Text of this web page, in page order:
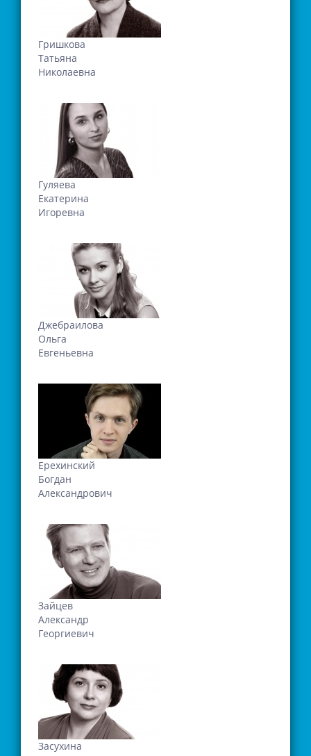
Гришкова
Татьяна
Николаевна
Гуляева
Екатерина
Игоревна
Джебраилова
Ольга
Евгеньевна
Ерехинский
Богдан
Александрович
Зайцев
Александр
Георгиевич
Засухина